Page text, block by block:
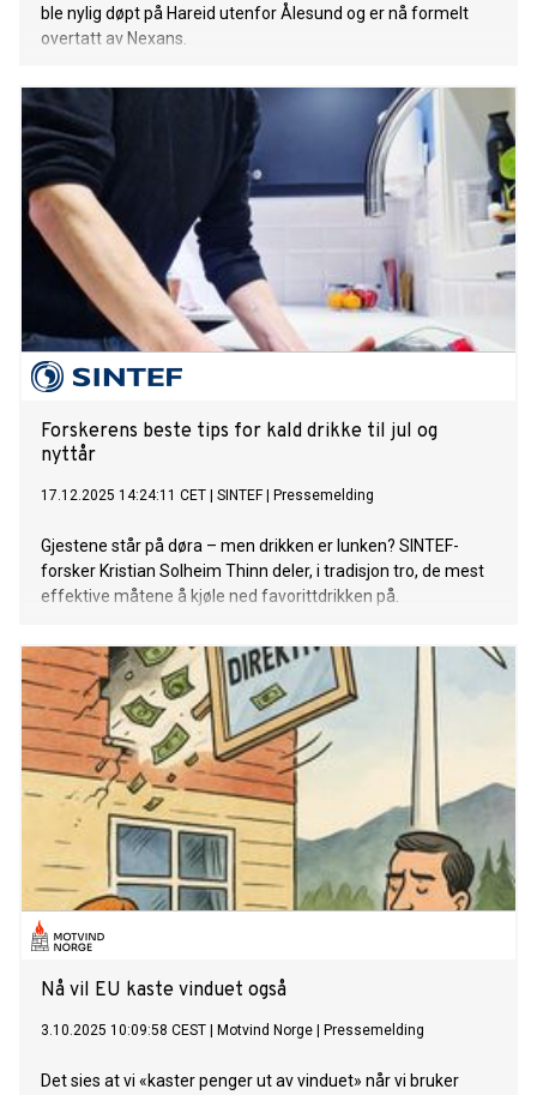
ble nylig døpt på Hareid utenfor Ålesund og er nå formelt
overtatt av Nexans.
Forskerens beste tips for kald drikke til jul og
nyttår
17.12.2025 14:24:11 CET SINTEF| Pressemelding
Gjestene står på døra – men drikken er lunken? SINTEF-
forsker Kristian Solheim Thinn deler, i tradisjon tro, de mest
effektive måtene å kjøle ned favorittdrikken på.
Nå vil EU kaste vinduet også
3.10.2025 10:09:58 CEST Motvind Norge Pressemelding
Det sies at vi «kaster penger ut av vinduet» når vi bruker